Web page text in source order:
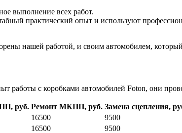
выполнение всех работ.
практический опыт и используют
нашей работой, и своим автомобилем,
с коробками автомобилей Foton, они
руб. Ремонт МКПП, руб. Замена сцепления,
16500 9500
16500 9500